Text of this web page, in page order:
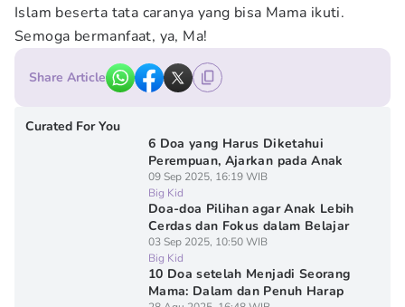
Islam beserta tata caranya yang bisa Mama ikuti.
Semoga bermanfaat, ya, Ma!
Share Article
Curated For You
6 Doa yang Harus Diketahui
Perempuan, Ajarkan pada Anak
09 Sep 2025, 16:19 WIB
Big Kid
Doa-doa Pilihan agar Anak Lebih
Cerdas dan Fokus dalam Belajar
03 Sep 2025, 10:50 WIB
Big Kid
10 Doa setelah Menjadi Seorang
Mama: Dalam dan Penuh Harap